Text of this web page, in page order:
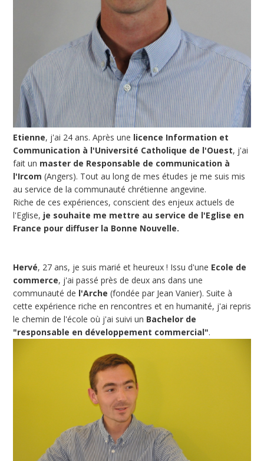
Etienne, j'ai 24 ans. Après une licence Information et
Communication à l'Université Catholique de l'Ouest, j'ai
fait un master de Responsable de communication à
l'Ircom (Angers). Tout au long de mes études je me suis mis
au service de la communauté chrétienne angevine.
Riche de ces expériences, conscient des enjeux actuels de
l'Eglise, je souhaite me mettre au service de l'Eglise en
France pour diffuser la Bonne Nouvelle.
Hervé, 27 ans, je suis marié et heureux ! Issu d'une Ecole de
commerce, j'ai passé près de deux ans dans une
communauté de l'Arche (fondée par Jean Vanier). Suite à
cette expérience riche en rencontres et en humanité, j'ai repris
le chemin de l'école où j'ai suivi un Bachelor de
"responsable en développement commercial".